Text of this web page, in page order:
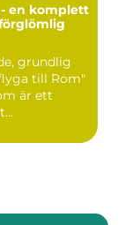
en komplett
grundlig
till Rom"
är ett